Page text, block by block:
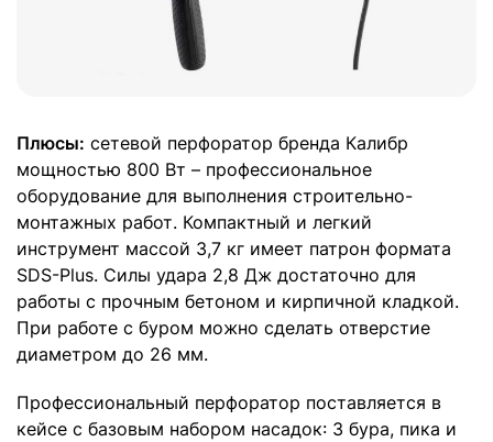
Плюсы: сетевой перфоратор бренда Калибр
мощностью 800 Вт – профессиональное
оборудование для выполнения строительно-
монтажных работ. Компактный и легкий
инструмент массой 3,7 кг имеет патрон формата
SDS-Plus. Силы удара 2,8 Дж достаточно для
работы с прочным бетоном и кирпичной кладкой.
При работе с буром можно сделать отверстие
диаметром до 26 мм.
Профессиональный перфоратор поставляется в
кейсе с базовым набором насадок: 3 бура, пика и